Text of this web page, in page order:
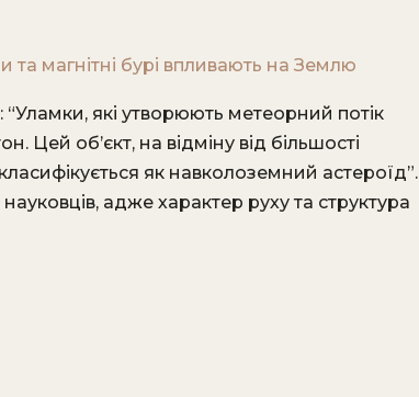
та магнітні бурі впливають на Землю
які утворюють метеорний потік
Цей об’єкт, на відміну від більшості
як навколоземний астероїд”.
адже характер руху та структура